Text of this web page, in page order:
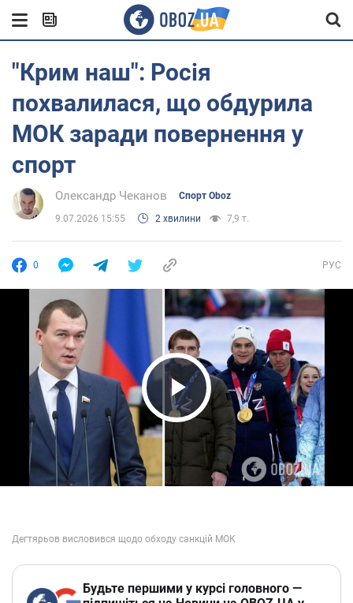
"Крим наш": Росія
похвалилася, що обдурила
МОК заради повернення у
спорт
Олександр Чеканов Спорт Oboz
9.07.2026 15:55 2 хвилини 7,9 т.
0 РУС
Play Video
Будьте першими у курсі головного —